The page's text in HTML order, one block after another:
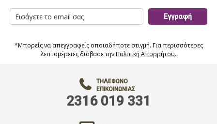
Εγγραφή
*Μπορείς να απεγγραφείς οποιαδήποτε στιγμή. Για περισσότερες
λεπτομέρειες διάβασε τηνΠολιτική Απορρήτου.
ΤΗΛΈΦΩΝΟ
ΕΠΙΚΟΙΝΩΝΊΑΣ
2316 019 331